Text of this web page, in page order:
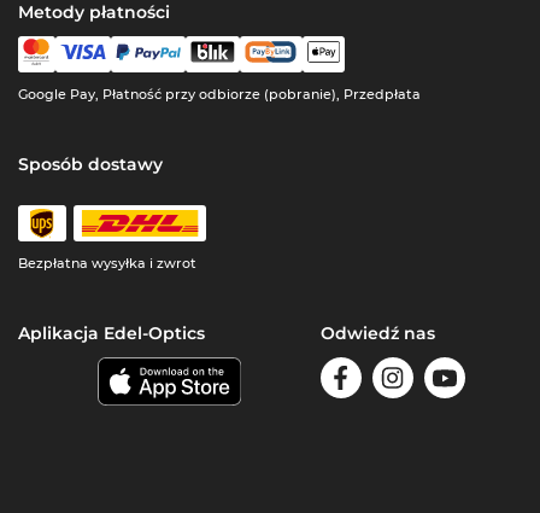
Metody płatności
Google Pay, Płatność przy odbiorze (pobranie), Przedpłata
Sposób dostawy
Bezpłatna wysyłka i zwrot
Aplikacja Edel-Optics Odwiedź nas